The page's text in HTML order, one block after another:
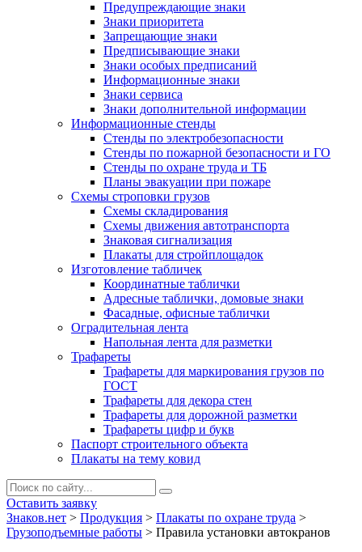
Предупреждающие знаки
Знаки приоритета
Запрещающие знаки
Предписывающие знаки
Знаки особых предписаний
Информационные знаки
Знаки сервиса
Знаки дополнительной информации
Информационные стенды
Стенды по электробезопасности
Стенды по пожарной безопасности и ГО
Стенды по охране труда и ТБ
Планы эвакуации при пожаре
Схемы строповки грузов
Схемы складирования
Схемы движения автотранспорта
Знаковая сигнализация
Плакаты для стройплощадок
Изготовление табличек
Координатные таблички
Адресные таблички, домовые знаки
Фасадные, офисные таблички
Оградительная лента
Напольная лента для разметки
Трафареты
Трафареты для маркирования грузов по
ГОСТ
Трафареты для декора стен
Трафареты для дорожной разметки
Трафареты цифр и букв
Паспорт строительного объекта
Плакаты на тему ковид
Оставить заявку
Знаков.нет > Продукция > Плакаты по охране труда >
Грузоподъемные работы > Правила установки автокранов